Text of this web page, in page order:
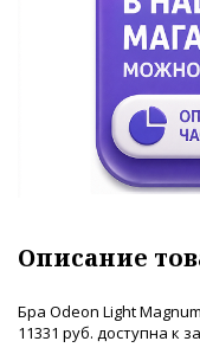
Описание
Бра Odeon Light
11331 руб. доступна к